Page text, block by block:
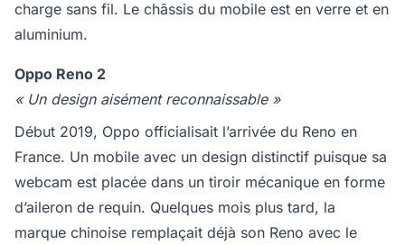
charge sans fil. Le châssis du mobile est en verre et en
aluminium.
Oppo Reno 2
« Un design aisément reconnaissable »
Début 2019, Oppo officialisait l’arrivée du Reno en
France. Un mobile avec un design distinctif puisque sa
webcam est placée dans un tiroir mécanique en forme
d’aileron de requin. Quelques mois plus tard, la
marque chinoise remplaçait déjà son Reno avec le